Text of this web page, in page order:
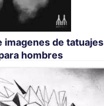
imagenes de tatuajes
hombres